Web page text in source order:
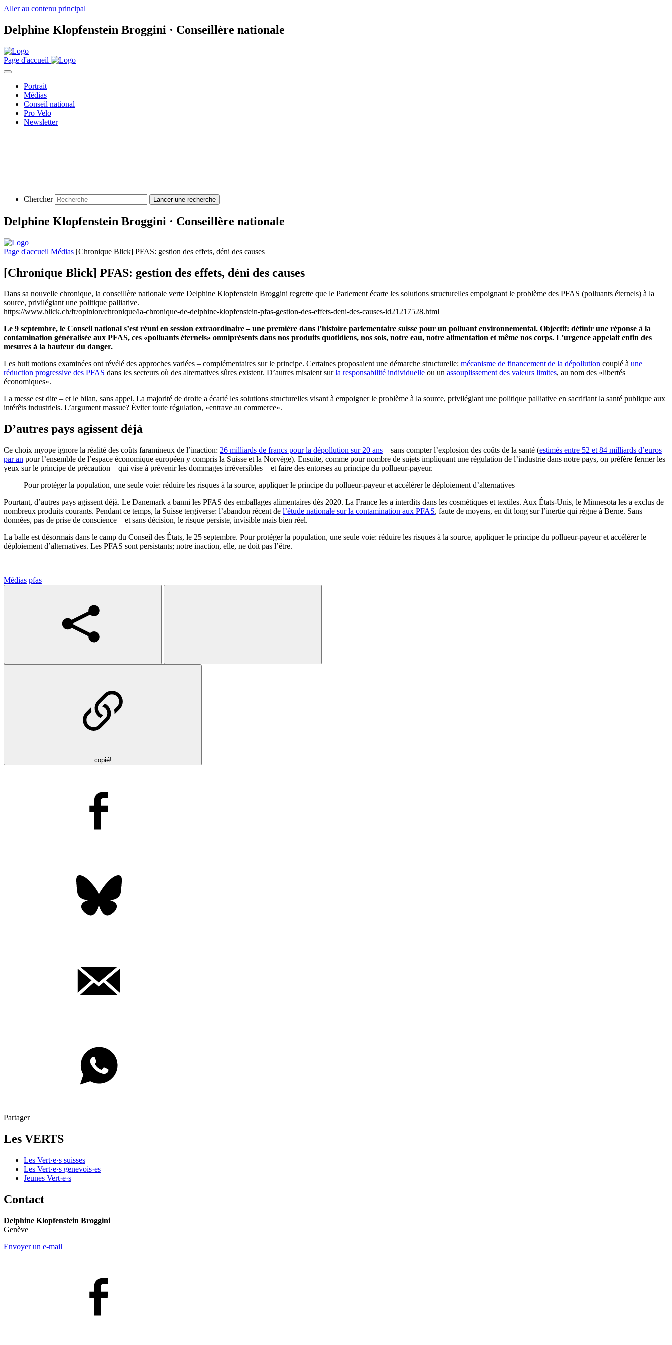
Aller au contenu principal
Delphine Klopfenstein Broggini · Conseillère nationale
Page d'accueil
Portrait
Médias
Conseil national
Pro Velo
Newsletter
Chercher
Delphine Klopfenstein Broggini · Conseillère nationale
Page d'accueil Médias [Chronique Blick] PFAS: gestion des effets, déni des causes
[Chronique Blick] PFAS: gestion des effets, déni des causes
Dans sa nouvelle chronique, la conseillère nationale verte Delphine Klopfenstein Broggini regrette que le Parlement écarte les solutions structurelles empoignant le problème des PFAS (polluants éternels) à la
source, privilégiant une politique palliative.
https://www.blick.ch/fr/opinion/chronique/la-chronique-de-delphine-klopfenstein-pfas-gestion-des-effets-deni-des-causes-id21217528.html
Le 9 septembre, le Conseil national s’est réuni en session extraordinaire – une première dans l’histoire parlementaire suisse pour un polluant environnemental. Objectif: définir une réponse à la
contamination généralisée aux PFAS, ces «polluants éternels» omniprésents dans nos produits quotidiens, nos sols, notre eau, notre alimentation et même nos corps. L’urgence appelait enfin des
mesures à la hauteur du danger.
Les huit motions examinées ont révélé des approches variées – complémentaires sur le principe. Certaines proposaient une démarche structurelle: mécanisme de financement de la dépollution couplé à une
réduction progressive des PFAS dans les secteurs où des alternatives sûres existent. D’autres misaient surla responsabilité individuelle ou un assouplissement des valeurs limites, au nom des «libertés
économiques».
La messe est dite – et le bilan, sans appel. La majorité de droite a écarté les solutions structurelles visant à empoigner le problème à la source, privilégiant une politique palliative en sacrifiant la santé publique aux
intérêts industriels. L’argument massue? Éviter toute régulation, «entrave au commerce».
D’autres pays agissent déjà
Ce choix myope ignore la réalité des coûts faramineux de l’inaction: 26 milliards de francs pour la dépollution sur 20 ans – sans compter l’explosion des coûts de la santé (estimés entre 52 et 84 milliards d’euros
par an pour l’ensemble de l’espace économique européen y compris la Suisse et la Norvège). Ensuite, comme pour nombre de sujets impliquant une régulation de l’industrie dans notre pays, on préfère fermer les
yeux sur le principe de précaution – qui vise à prévenir les dommages irréversibles – et faire des entorses au principe du pollueur-payeur.
Pour protéger la population, une seule voie: réduire les risques à la source, appliquer le principe du pollueur-payeur et accélérer le déploiement d’alternatives
Pourtant, d’autres pays agissent déjà. Le Danemark a banni les PFAS des emballages alimentaires dès 2020. La France les a interdits dans les cosmétiques et textiles. Aux États-Unis, le Minnesota les a exclus de
nombreux produits courants. Pendant ce temps, la Suisse tergiverse: l’abandon récent de l’étude nationale sur la contamination aux PFAS, faute de moyens, en dit long sur l’inertie qui règne à Berne. Sans
données, pas de prise de conscience – et sans décision, le risque persiste, invisible mais bien réel.
La balle est désormais dans le camp du Conseil des États, le 25 septembre. Pour protéger la population, une seule voie: réduire les risques à la source, appliquer le principe du pollueur-payeur et accélérer le
déploiement d’alternatives. Les PFAS sont persistants; notre inaction, elle, ne doit pas l’être.
Médias pfas
copié!
Partager
Les VERTS
Les Vert·e·s suisses
Les Vert·e·s genevois·es
Jeunes Vert·e·s
Contact
Delphine Klopfenstein Broggini
Genève
Envoyer un e-mail